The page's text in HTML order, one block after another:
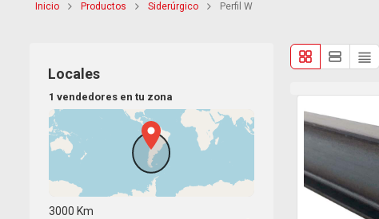
Inicio Productos Siderúrgico Perfil W
Locales
1 vendedores en tu zona
3000 Km